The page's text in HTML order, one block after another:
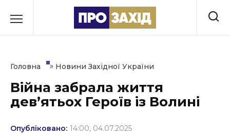
до
Культура
Освіта
Головна » Новини Західної України
Війна забрала життя
дев’ятьох Героїв із Волині
Опубліковано: 14:00, 04.07.2025